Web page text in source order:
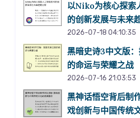
以Niko为核心探索
的创新发展与未来
2026-07-18 04:10:35
黑暗史诗3中文版
的命运与荣耀之战
2026-07-16 21:03:53
黑神话悟空背后制
戏创新与中国传统